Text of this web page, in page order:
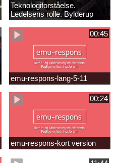
Teknologiforståelse.
Ledelsens rolle. Bylderup
Skole
00:45
emu-respons-lang-5-11
00:24
emu-respons-kort version